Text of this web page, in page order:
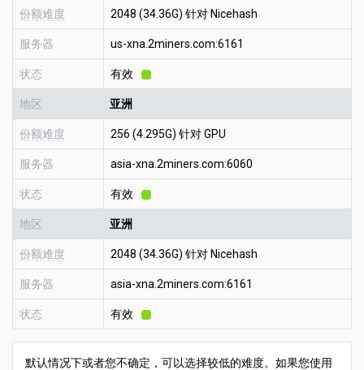
份额难度 2048 (34.36G) 针对 Nicehash
服务器 us-xna.2miners.com:6161
状态 有效
地区 亚洲
份额难度 256 (4.295G) 针对 GPU
服务器 asia-xna.2miners.com:6060
状态 有效
地区 亚洲
份额难度 2048 (34.36G) 针对 Nicehash
服务器 asia-xna.2miners.com:6161
状态 有效
默认情况下或者您不确定，可以选择较低的难度。如果您使用